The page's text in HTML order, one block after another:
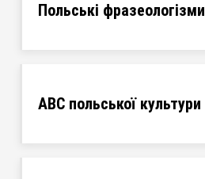
Польські фразеологізми
ABC польської культури